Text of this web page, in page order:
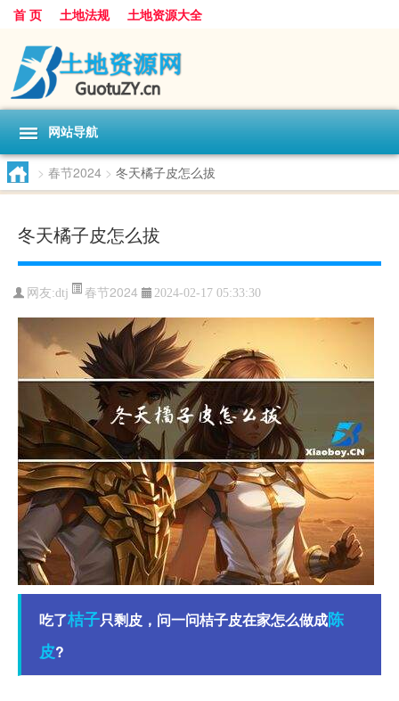
首 页 土地法规 土地资源大全
网站导航
> 春节2024 > 冬天橘子皮怎么拔
冬天橘子皮怎么拔
网友:dtj 春节2024 2024-02-17 05:33:30
吃了桔子只剩皮，问一问桔子皮在家怎么做成陈
皮?